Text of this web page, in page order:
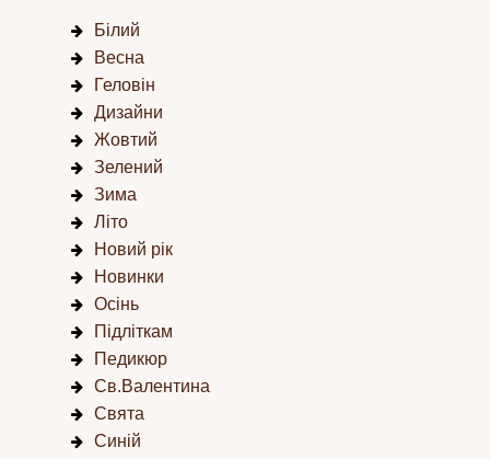
Білий
Весна
Геловін
Дизайни
Жовтий
Зелений
Зима
Літо
Новий рік
Новинки
Осінь
Підліткам
Педикюр
Св.Валентина
Свята
Синій